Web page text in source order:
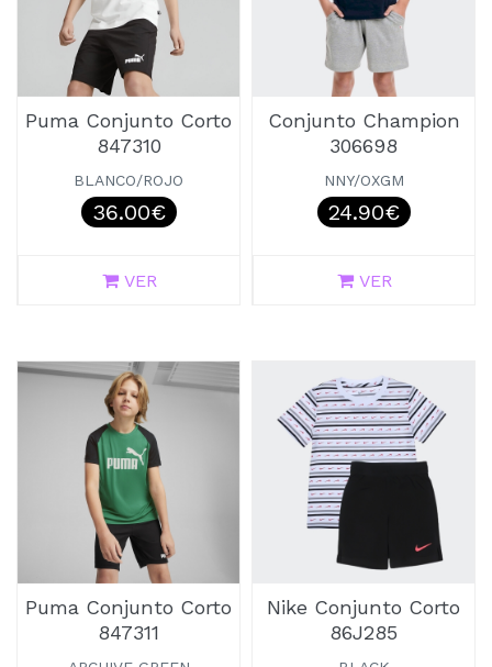
Puma Conjunto Corto
847310
BLANCO/ROJO
36.00€
VER
Conjunto Champion
306698
NNY/OXGM
24.90€
VER
Puma Conjunto Corto
847311
Nike Conjunto Corto
86J285